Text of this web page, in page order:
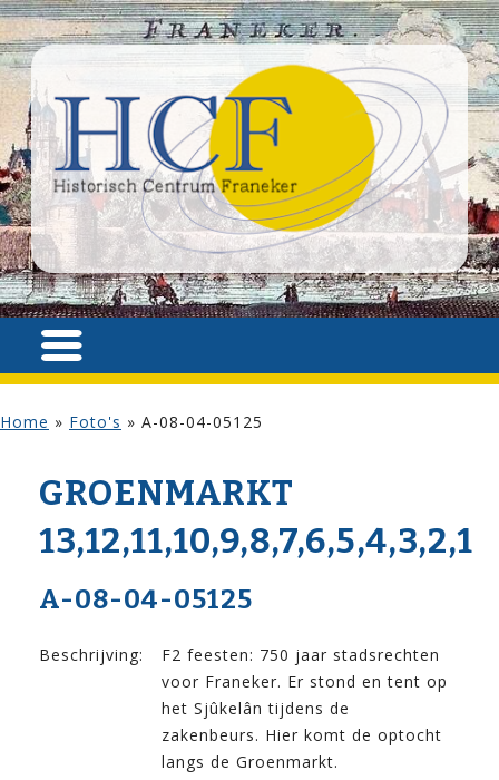
Home » Foto's » A-08-04-05125
GROENMARKT
13,12,11,10,9,8,7,6,5,4,3,2,1
A-08-04-05125
Beschrijving:
F2 feesten: 750 jaar stadsrechten
voor Franeker. Er stond en tent op
het Sjûkelân tijdens de
zakenbeurs. Hier komt de optocht
langs de Groenmarkt.